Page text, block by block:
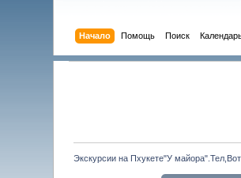
Начало Помощь Поиск
Экскурсии на Пхукете"У